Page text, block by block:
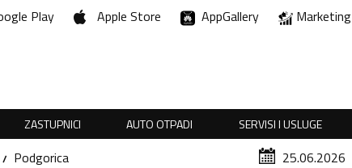
Play Apple Store AppGallery Marketing
ZASTUPNICI AUTO OTPADI SERVISI I USLUGE
Podgorica 25.06.2026